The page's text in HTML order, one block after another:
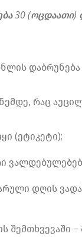
30 (ოცდაათი)
დაბრუნება
რაც
(ეტიკეტი);
დღის
შემთხვევაში −